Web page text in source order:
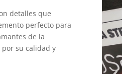
detalles que
perfecto para
de la
su calidad y